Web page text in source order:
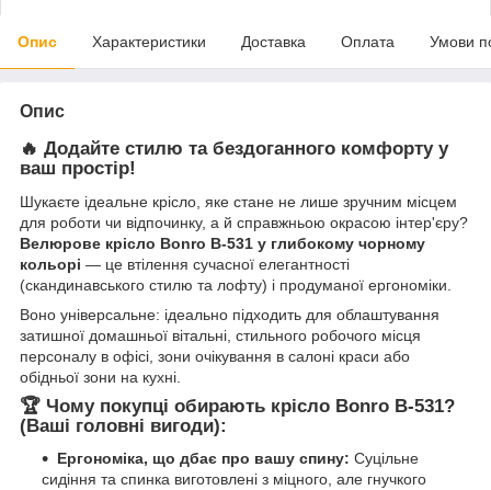
Опис Характеристики Доставка Оплата Умови
Опис
🔥 Додайте стилю та бездоганного комфорту у
ваш простір!
Шукаєте ідеальне крісло, яке стане не лише зручним місцем
для роботи чи відпочинку, а й справжньою окрасою інтер'єру?
Велюрове крісло Bonro B-531 у глибокому чорному
кольорі — це втілення сучасної елегантності
(скандинавського стилю та лофту) і продуманої ергономіки.
Воно універсальне: ідеально підходить для облаштування
затишної домашньої вітальні, стильного робочого місця
персоналу в офісі, зони очікування в салоні краси або
обідньої зони на кухні.
🏆 Чому покупці обирають крісло Bonro B-531?
(Ваші головні вигоди):
Ергономіка, що дбає про вашу спину: Суцільне
сидіння та спинка виготовлені з міцного, але гнучкого